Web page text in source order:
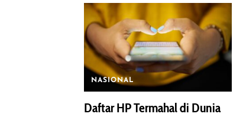
NASIONAL
Daftar HP Termahal di Dunia